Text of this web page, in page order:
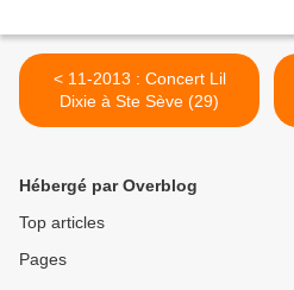
< 11-2013 : Concert Lil
Dixie à Ste Sève (29)
Hébergé par Overblog
Top articles
Pages